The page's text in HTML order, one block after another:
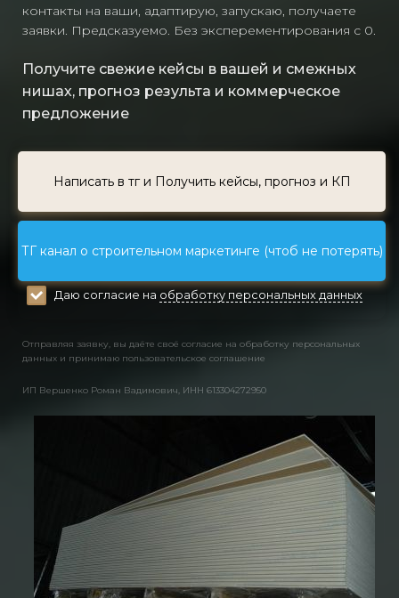
контакты на ваши, адаптирую, запускаю, получаете
заявки. Предсказуемо. Без эксперементирования с 0.
Получите свежие кейсы в вашей и смежных
нишах, прогноз результа и коммерческое
предложение
Написать в тг и Получить кейсы, прогноз и КП
ТГ канал о строительном маркетинге (чтоб не потерять)
Даю согласие на обработку персональных данных
Отправляя заявку, вы даёте своё согласие на обработку персональных
данных и принимаю пользовательское соглашение
ИП Вершенко Роман Вадимович, ИНН 613304272950